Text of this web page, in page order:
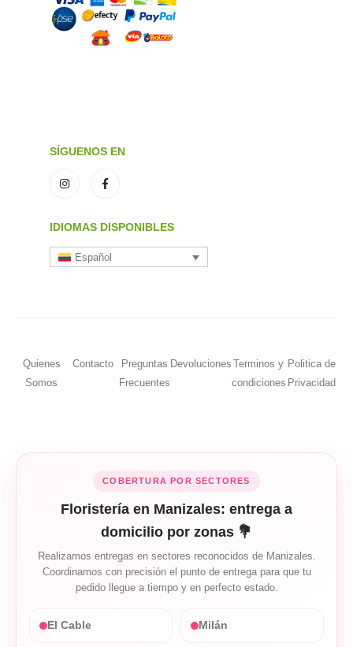
SÍGUENOS EN
IDIOMAS DISPONIBLES
Español
Quienes
Somos
Contacto
Preguntas
Frecuentes
Devoluciones Terminos y
condiciones
Politica de
Privacidad
COBERTURA POR SECTORES
Floristería en Manizales: entrega a
domicilio por zonas 💐
Realizamos entregas en sectores reconocidos de Manizales.
Coordinamos con precisión el punto de entrega para que tu
pedido llegue a tiempo y en perfecto estado.
El Cable Milán